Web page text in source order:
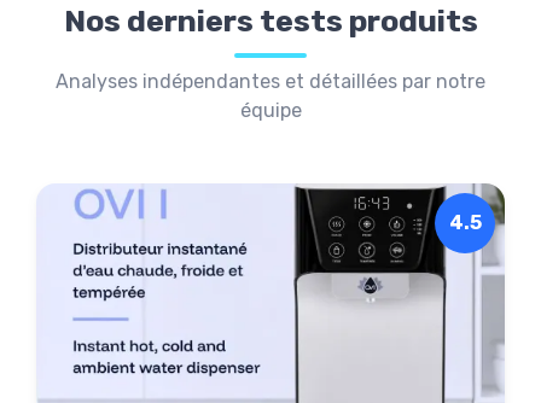
Nos derniers tests produits
Analyses indépendantes et détaillées par notre
équipe
4.5